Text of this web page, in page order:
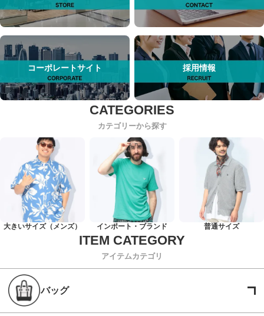
コーポレートサイト 採用情報
カテゴリーから探す
大きいサイズ（メンズ） インポート・ブランド 普通サイズ
アイテムカテゴリ
バッグ